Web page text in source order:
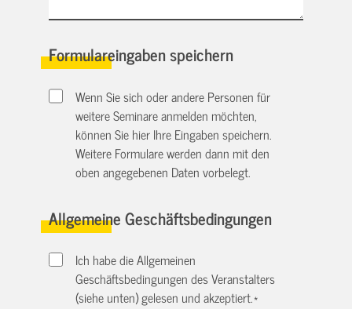
Formulareingaben speichern
Wenn Sie sich oder andere Personen für
weitere Seminare anmelden möchten,
können Sie hier Ihre Eingaben speichern.
Weitere Formulare werden dann mit den
oben angegebenen Daten vorbelegt.
Allgemeine Geschäftsbedingungen
Ich habe die Allgemeinen
Geschäftsbedingungen des Veranstalters
(siehe unten) gelesen und akzeptiert.*